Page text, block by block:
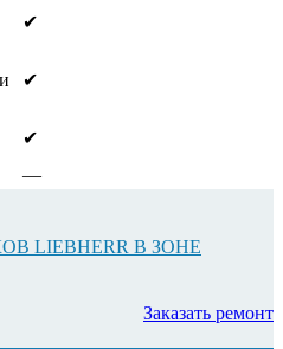
✔
✔
✔
—
LIEBHERR В ЗОНЕ
Заказать ремонт